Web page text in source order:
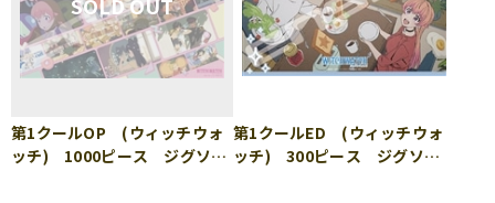
第1クールOP (ウィッチウォ
ッチ) 1000ピース ジグソー
第1クールED (ウィッチウォ
ッチ) 300ピース ジグソー